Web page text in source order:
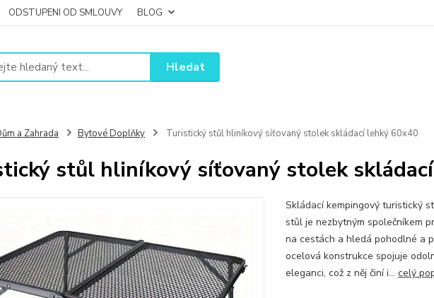
ODSTUPENI OD SMLOUVY BLOG
Hledat
a Zahrada Bytové Doplňky Turistický stůl hliníkový síťovaný stolek skládací lehký 60x40
stůl hliníkový síťovaný stolek
Skládací kempingový turistický
stůl je nezbytným společníkem
na cestách a hledá pohodlné a
ocelová konstrukce spojuje
eleganci, což z něj činí i... celý